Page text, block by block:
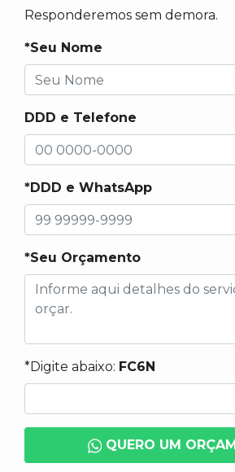
Responderemos sem demora.
*Seu Nome
DDD e Telefone
*DDD e WhatsApp
*Seu Orçamento
*Digite abaixo: FC6N
QUERO UM